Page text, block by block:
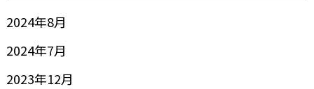
2024年8月
2024年7月
2023年12月